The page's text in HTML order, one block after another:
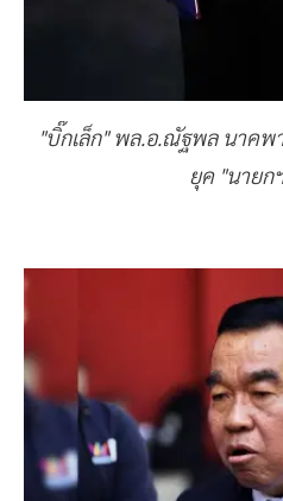
"บิ๊กเล็ก" พล.อ.ณัฐพล นาคพ
ยุค "นายก